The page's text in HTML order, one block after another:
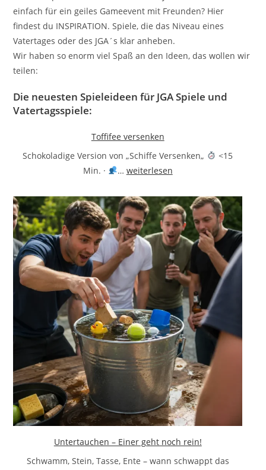
einfach für ein geiles Gameevent mit Freunden? Hier
findest du INSPIRATION. Spiele, die das Niveau eines
Vatertages oder des JGA´s klar anheben.
Wir haben so enorm viel Spaß an den Ideen, das wollen wir
teilen:
Die neuesten Spieleideen für JGA Spiele und
Vatertagsspiele:
Toffifee versenken
Schokoladige Version von „Schiffe Versenken„
<15
Min. ·
… Toffifee
weiterlesen
Untertauchen – Einer geht noch rein!
Schwamm, Stein, Tasse, Ente – wann schwappt das